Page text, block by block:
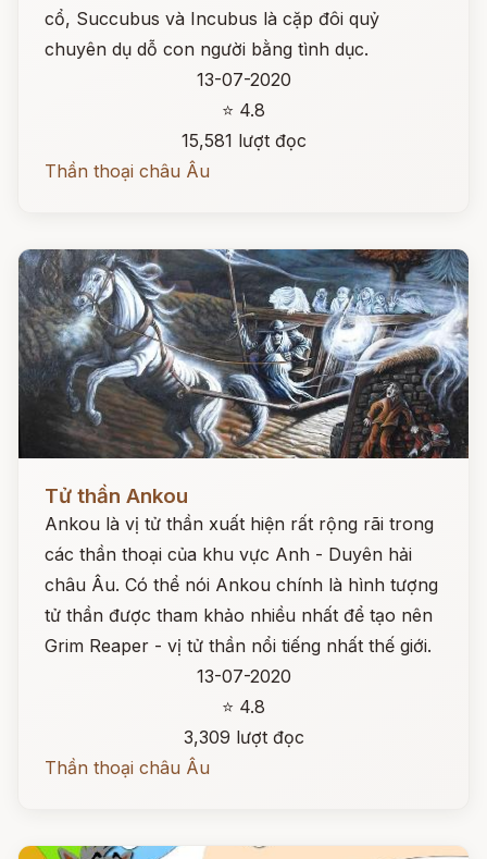
cổ, Succubus và Incubus là cặp đôi quỷ
chuyên dụ dỗ con người bằng tình dục.
13-07-2020
⭐ 4.8
15,581 lượt đọc
Thần thoại châu Âu
Tử thần Ankou
Ankou là vị tử thần xuất hiện rất rộng rãi trong
các thần thoại của khu vực Anh - Duyên hải
châu Âu. Có thể nói Ankou chính là hình tượng
tử thần được tham khảo nhiều nhất để tạo nên
Grim Reaper - vị tử thần nổi tiếng nhất thế giới.
13-07-2020
⭐ 4.8
3,309 lượt đọc
Thần thoại châu Âu